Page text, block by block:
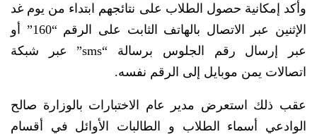
وأكد إمكانية حصول الطلاب على نتائجهم ابتداء من يوم غد
الإثنين عبر الاتصال بالهاتف الثابت على الرقم “160” أو
عبر إرسال رقم الجلوس برسالة “sms” عبر شبكة
اتصالات يمن موبايل إلى الرقم نفسه.
عقب ذلك استعرض مدير عام الاختبارات بالوزارة صالح
الوادعي أسماء الطلاب و الطالبات الأوائل في أقسام